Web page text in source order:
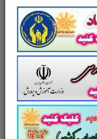
: پله پله تا